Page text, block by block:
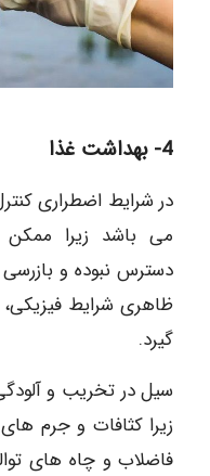
4- بهداشت غذا
در شرایط اضطراری
می باشد زیرا
دسترس نبوده و
ظاهری شرایط
گیرد.
سیل در تخریب و
زیرا کثافات و جرم
فاضلاب و چاه های